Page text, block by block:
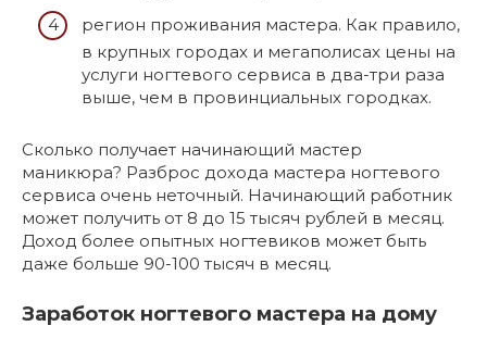
регион проживания мастера. Как правило,
в крупных городах и мегаполисах цены на
услуги ногтевого сервиса в два-три раза
выше, чем в провинциальных городках.
Сколько получает начинающий мастер
маникюра? Разброс дохода мастера ногтевого
сервиса очень неточный. Начинающий работник
может получить от 8 до 15 тысяч рублей в месяц.
Доход более опытных ногтевиков может быть
даже больше 90-100 тысяч в месяц.
Заработок ногтевого мастера на дому